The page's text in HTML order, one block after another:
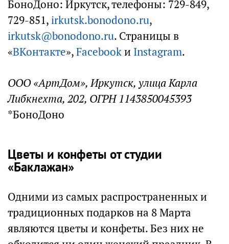
БоноДоно: Иркутск, телефоны: 729-849,
729-851, irkutsk.bonodono.ru,
irkutsk@bonodono.ru. Страницы в
«ВКонтакте»,Facebookи Instagram.
ООО «АртДом», Иркутск, улица Карла
Либкнехта, 202, ОГРН 1143850045393
*БоноДоно
Цветы и конфеты от студии
«Баклажан»
Одними из самых распространенных и
традиционных подарков на 8 Марта
являются цветы и конфеты. Без них не